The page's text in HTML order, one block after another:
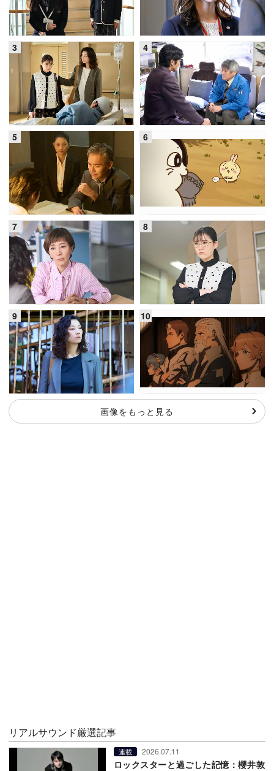
画像をもっと見る
リアルサウンド厳選記事
連載 2026.07.11
ロックスターと過ごした記憶：櫻井敦